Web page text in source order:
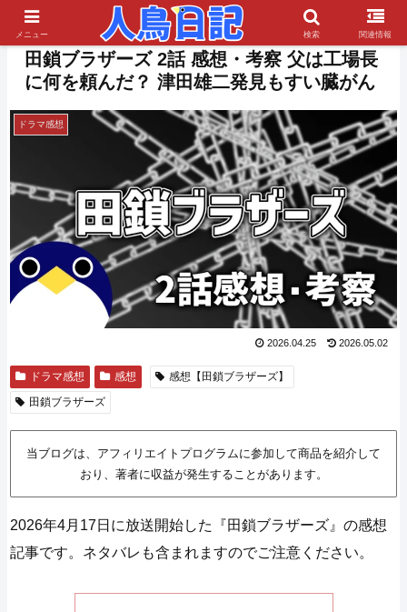
田鎖ブラザーズ 2話 感想・考察 父は工場長
に何を頼んだ？ 津田雄二発見もすい臓がん
ドラマ感想
2026.04.25 2026.05.02
ドラマ感想 感想
感想【田鎖ブラザーズ】
田鎖ブラザーズ
当ブログは、アフィリエイトプログラムに参加して商品を紹介して
おり、著者に収益が発生することがあります。
2026年4月17日に放送開始した『田鎖ブラザーズ』の感想
記事です。ネタバレも含まれますのでご注意ください。
メニュー 検索 関連情報